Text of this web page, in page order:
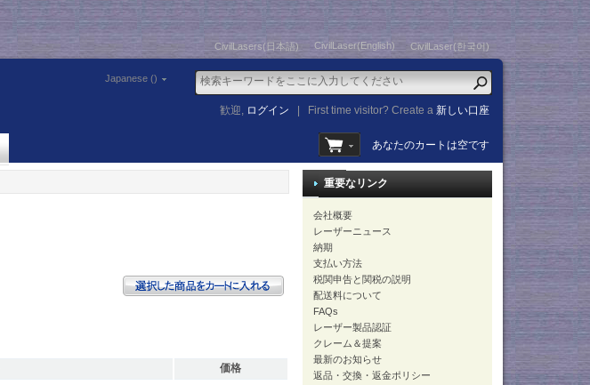
CivilLasers(日本語) CivilLaser(English) CivilLaser(한국어)
Japanese ()
歓迎, ログイン First time visitor? Create a新しい口座
あなたのカートは空です
価格
重要なリンク
会社概要
レーザーニュース
納期
支払い方法
税関申告と関税の説明
配送料について
FAQs
レーザー製品認証
クレーム＆提案
最新のお知らせ
返品・交換・返金ポリシー